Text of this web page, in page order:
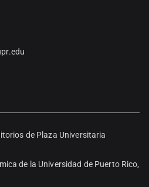
de Plaza Universitaria
de la Universidad de Puerto Rico,